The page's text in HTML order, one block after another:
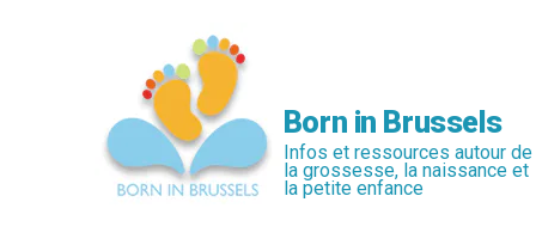
Born in Brussels
Infos et ressources autour de
la grossesse, la naissance et
la petite enfance